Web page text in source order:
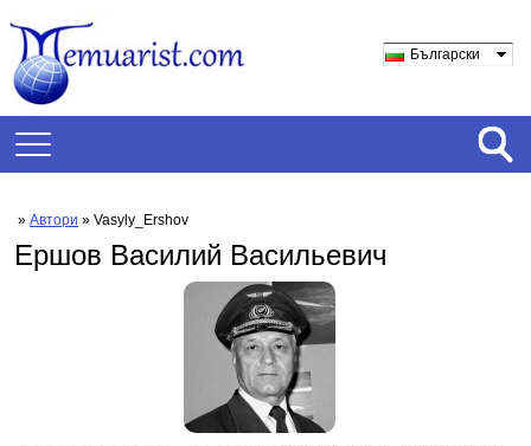
Български
» Автори » Vasyly_Ershov
Ершов Василий Васильевич